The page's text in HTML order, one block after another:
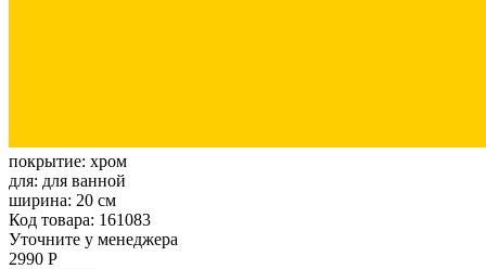
покрытие: хром
для: для ванной
ширина: 20 см
Код товара: 161083
Уточните у менеджера
2990 Р